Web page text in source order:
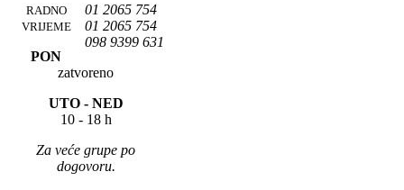
01 2065 754
01 2065 754
098 9399 631
RADNO
VRIJEME
PON
zatvoreno
UTO - NED
10 - 18 h
Za veće grupe po
dogovoru.